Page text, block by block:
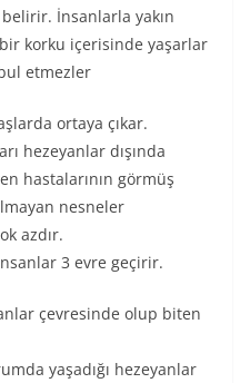
İnsanlarla yakın
korku içerisinde yaşarlar
etmezler
ortaya çıkar.
hezeyanlar dışında
hastalarının görmüş
nesneler
azdır.
3 evre geçirir.
çevresinde olup biten
yaşadığı hezeyanlar